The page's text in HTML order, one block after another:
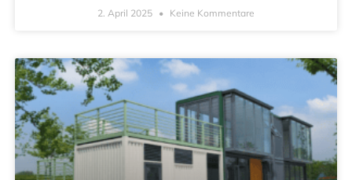
2. April 2025 Keine Kommentare